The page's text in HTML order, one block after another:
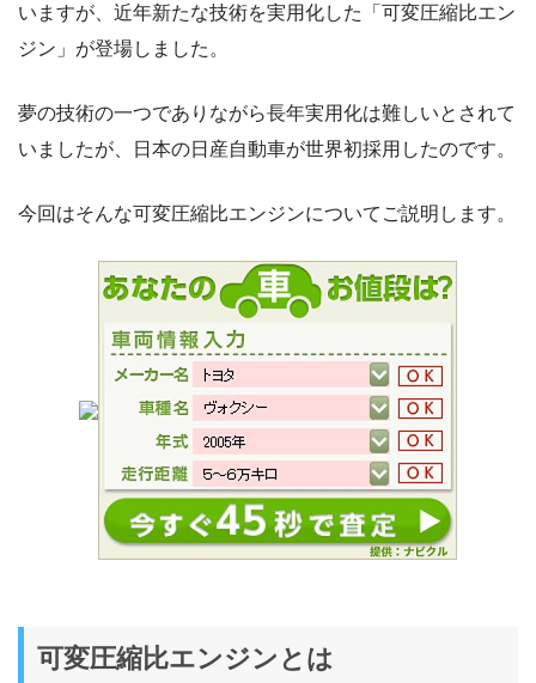
いますが、近年新たな技術を実用化した「可変圧縮比エン
ジン」が登場しました。
夢の技術の一つでありながら長年実用化は難しいとされて
いましたが、日本の日産自動車が世界初採用したのです。
今回はそんな可変圧縮比エンジンについてご説明します。
可変圧縮比エンジンとは